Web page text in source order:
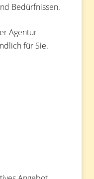
Bedürfnissen.
Agentur
für Sie.